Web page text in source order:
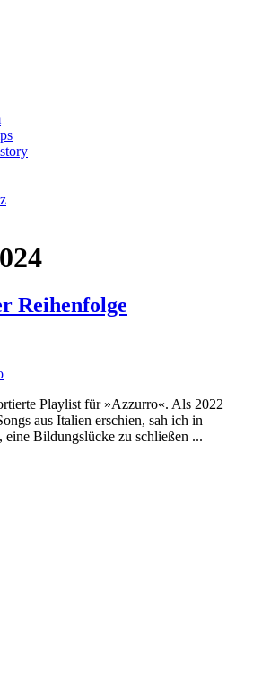
Reihenfolge
Playlist für »Azzurro«. Als 2022
aus Italien erschien, sah ich in
eine Bildungslücke zu schließen ...